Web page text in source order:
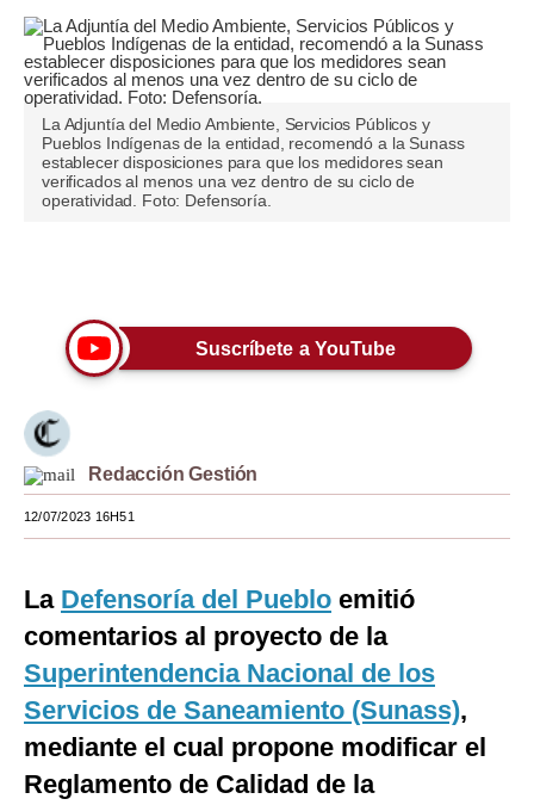
Opinión
Editorial
Pregunta de hoy
Blogs
Tendencias
Moda
Mundo
EEUU
España
Internacional
Tecnología
Club del Suscriptor
Mix
La Adjuntía del Medio Ambiente, Servicios Públicos y
Pueblos Indígenas de la entidad, recomendó a la Sunass
establecer disposiciones para que los medidores sean
verificados al menos una vez dentro de su ciclo de
operatividad. Foto: Defensoría.
Suscríbete a YouTube
Redacción Gestión
12/07/2023 16H51
La Defensoría del Pueblo emitió
comentarios al proyecto de la
Superintendencia Nacional de los
Servicios de Saneamiento (Sunass),
mediante el cual propone modificar el
Reglamento de Calidad de la